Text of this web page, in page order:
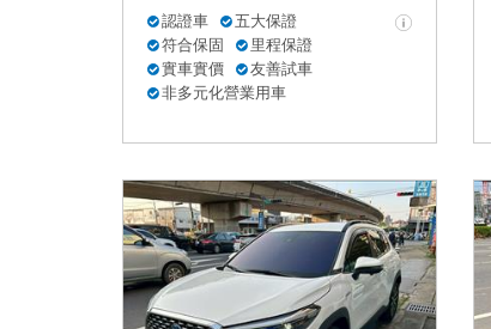
認證車
五大保證
符合保固
里程保證
實車實價
友善試車
非多元化營業用車